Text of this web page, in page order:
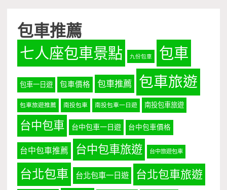
包車推薦
七人座包車景點 九份包車 包車
包車一日遊 包車價格 包車推薦 包車旅遊
包車旅遊推薦 南投包車 南投包車一日遊 南投包車旅遊
台中包車 台中包車一日遊 台中包車價格
台中包車推薦 台中包車旅遊 台中旅遊包車
台北包車 台北包車一日遊 台北包車旅遊